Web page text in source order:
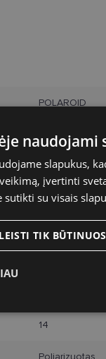
POLAROID
60-14
L
pink
Metalas
14
Poliarizuotas
naudojami
slapukus,
įvertinti
sutikti su visais
LEISTI TIK